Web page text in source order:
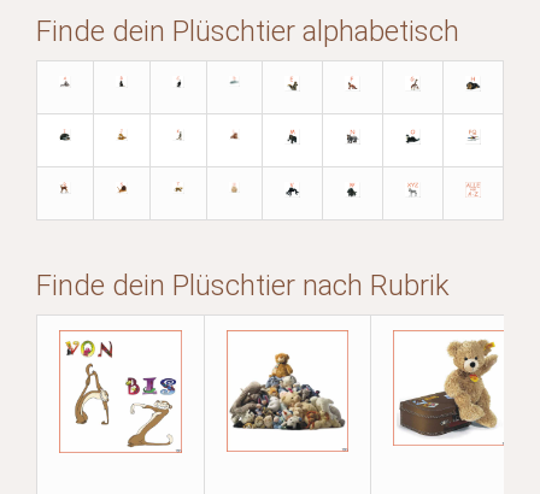
Finde dein Plüschtier alphabetisch
Finde dein Plüschtier nach Rubrik